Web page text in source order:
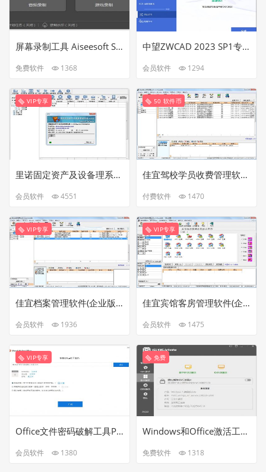
屏幕录制工具 Aiseesoft Screen Recorder v2.5.10中文破解版
免费软件 1368
中望ZWCAD 2023 SP1专业版最新64位中文破解版
会员软件 1294
VIP专享
里诺固定资产及设备理系统(SQL网络版)V3.28最新免注册破解版
会员软件 4551
50 软件币
佳宜驾校学员收费管理软件(企业版)v2.20完美破解版
付费软件 1470
VIP专享
佳宜档案管理软件(企业版)v2.02免注册破解版
会员软件 1936
VIP专享
佳宜宾馆客房管理软件(企业版)v2.02免注册破解版
会员软件 1475
VIP专享
Office文件密码破解工具PassFab for Office v8.5.1.1中文破解版
会员软件 1380
免费
Windows和Office激活工具包HEU KMS Activator v26.0.0
免费软件 1318